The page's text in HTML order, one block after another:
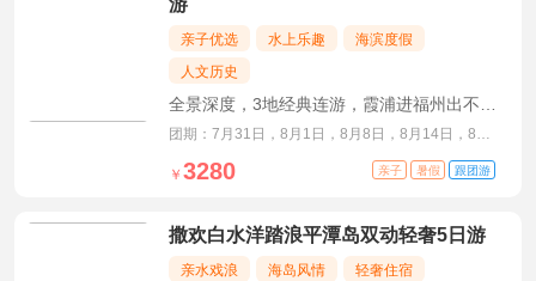
游
亲子优选 水上乐趣
海滨度假
人文历史
全景深度，3地经典连游，霞浦进福州出不走
回头路
团期：7月31日，8月1日，8月8日，8月14日，8月
21日，8月26日
亲子 暑假 跟团游
￥ 3280
撒欢白水洋踏浪平潭岛双动轻奢5日游
亲水戏浪 海岛风情
轻奢住宿